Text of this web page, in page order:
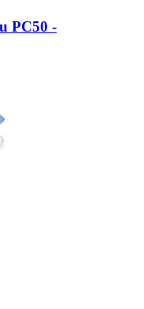
PC50 -